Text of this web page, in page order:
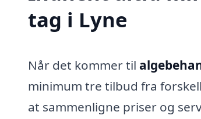
tag i Lyne
Når det kommer til
minimum tre tilbud fra
at sammenligne priser og